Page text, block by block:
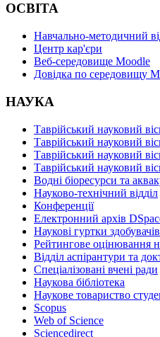
ОСВІТА
Навчально-методичний
Центр кар'єри
Веб-середовище Moodle
Довідка по середовищу
НАУКА
Таврійський науковий
Таврійський науковий
Таврійський науковий
Таврійський науковий
Водні біоресурси та
Науково-технічний відділ
Конференції
Електронний архів
Наукові гуртки
Рейтингове оцінювання
Відділ аспірантури та
Спеціалізовані вчені ради
Наукова бібліотека
Наукове товариство
Scopus
Web of Science
Sciencedirect